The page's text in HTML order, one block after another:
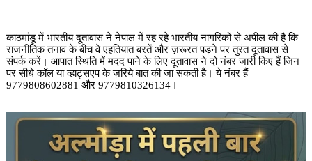
काठमांडू में भारतीय दूतावास ने नेपाल में रह रहे भारतीय नागरिकों से अपील की है कि
राजनीतिक तनाव के बीच वे एहतियात बरतें और ज़रूरत पड़ने पर तुरंत दूतावास से
संपर्क करें। आपात स्थिति में मदद पाने के लिए दूतावास ने दो नंबर जारी किए हैं जिन
पर सीधे कॉल या व्हाट्सएप के ज़रिये बात की जा सकती है। ये नंबर हैं
9779808602881 और 9779810326134।